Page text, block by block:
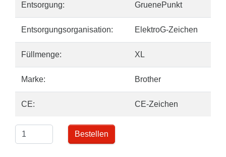
Entsorgung: GruenePunkt
Entsorgungsorganisation: ElektroG-Zeichen
Füllmenge: XL
Marke: Brother
CE: CE-Zeichen
Bestellen